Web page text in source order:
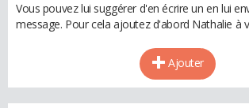
Vous pouvez lui suggérer d'en écrire un en lui
message. Pour cela ajoutez d'abord Nathalie à
Ajouter